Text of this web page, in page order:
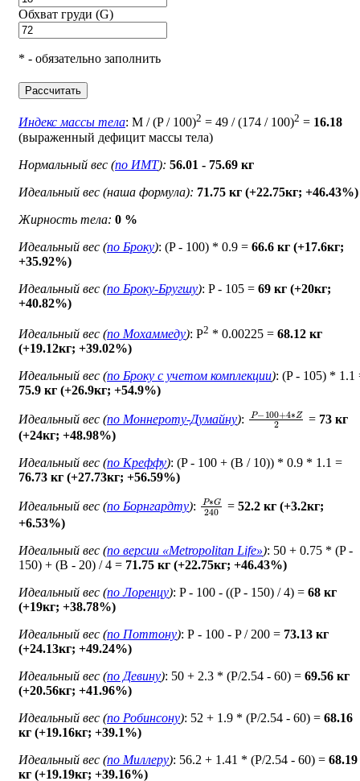
Обхват груди (G)
* - обязательно заполнить
Рассчитать
Индекс массы тела: M / (P / 100)2 = 49 / (174 / 100)2 = 16.18
(выраженный дефицит массы тела)
Нормальный вес (по ИМТ): 56.01 - 75.69 кг
Идеальный вес (наша формула): 71.75 кг (+22.75кг; +46.43%)
Жирность тела: 0 %
Идеальный вес (по Броку): (P - 100) * 0.9 = 66.6 кг (+17.6кг;
+35.92%)
Идеальный вес (по Броку-Бругшу): P - 105 = 69 кг (+20кг;
+40.82%)
Идеальный вес (по Мохаммеду): P2 * 0.00225 = 68.12 кг
(+19.12кг; +39.02%)
Идеальный вес (по Броку c учетом комплекции): (P - 105) * 1.1
75.9 кг (+26.9кг; +54.9%)
Идеальный вес (по Моннероту-Думайну): P− 100 +4∗ 2
= 73 кг
(+24кг; +48.98%)
Идеальный вес (по Креффу): (P - 100 + (B / 10)) * 0.9 * 1.1 =
76.73 кг (+27.73кг; +56.59%)
Идеальный вес (по Борнгардту): P∗G 240
=52.2 кг (+3.2кг;
+6.53%)
Идеальный вес (по версии «Metropolitan Life»): 50 + 0.75 * (P -
150) + (B - 20) / 4 = 71.75 кг (+22.75кг; +46.43%)
Идеальный вес (по Лоренцу): P - 100 - ((P - 150) / 4) = 68 кг
(+19кг; +38.78%)
Идеальный вес (по Поттону): Р - 100 - P / 200 = 73.13 кг
(+24.13кг; +49.24%)
Идеальный вес (по Девину): 50 + 2.3 * (P/2.54 - 60) = 69.56 кг
(+20.56кг; +41.96%)
Идеальный вес (по Робинсону): 52 + 1.9 * (P/2.54 - 60) = 68.16
кг (+19.16кг; +39.1%)
Идеальный вес (по Миллеру): 56.2 + 1.41 * (P/2.54 - 60) = 68.19
кг (+19.19кг; +39.16%)